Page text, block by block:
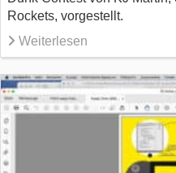
Rockets, vorgestellt.
Weiterlesen